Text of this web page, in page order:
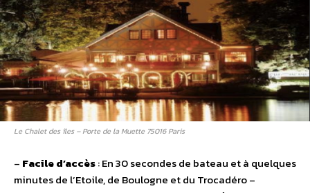
Le Chalet des îles – Porte de la Muette 75016 Paris
– Facile d’accès: En 30 secondes de bateau et à quelques
minutes de l’Etoile, de Boulogne et du Trocadéro –